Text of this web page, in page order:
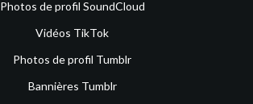
Photos de profil SoundCloud
Vidéos TikTok
Photos de profil Tumblr
Bannières Tumblr